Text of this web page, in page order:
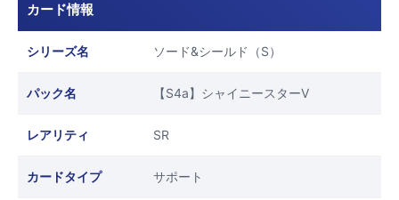
カード情報
シリーズ名 ソード&シールド（S）
パック名 【S4a】シャイニースターV
レアリティ SR
カードタイプ サポート